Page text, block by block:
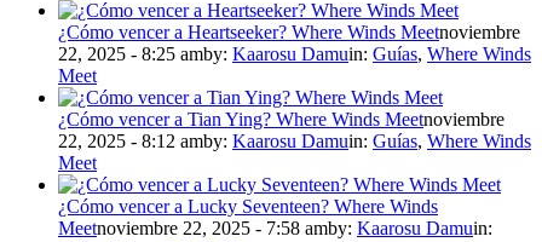
¿Cómo vencer a Heartseeker? Where Winds Meetnoviembre
22, 2025 - 8:25 amby: Kaarosu Damuin: Guías, Where Winds
Meet
¿Cómo vencer a Tian Ying? Where Winds Meetnoviembre
22, 2025 - 8:12 amby: Kaarosu Damuin: Guías, Where Winds
Meet
¿Cómo vencer a Lucky Seventeen? Where Winds
Meetnoviembre 22, 2025 - 7:58 amby: Kaarosu Damuin: